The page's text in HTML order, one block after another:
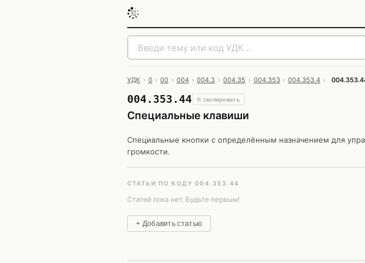
УДК › 0 › 00 › 004 › 004.3 › 004.35 › 004.353 › 004.353.4 ›
004.353.44 ⎘ скопировать
Специальные клавиши
Специальные кнопки с определённым назначением для
громкости.
СТАТЬИ ПО КОДУ 004.353.44
Статей пока нет. Будьте первым!
+ Добавить статью